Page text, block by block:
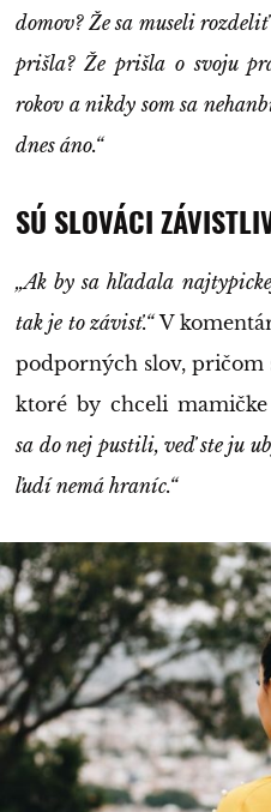
domov? Že sa museli
prišla? Že prišla o svoju
rokov a nikdy som sa
dnes áno.“
SÚ SLOVÁCI
„Ak by sa hľadala
tak je to závisť.“V
podporných slov, pričom
ktoré by chceli
sa do nej pustili, veď ste ju
ľudí nemá hraníc.“